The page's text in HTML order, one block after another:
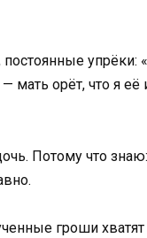
упрёки:
— мать орёт, что
Потому что
гроши хватят